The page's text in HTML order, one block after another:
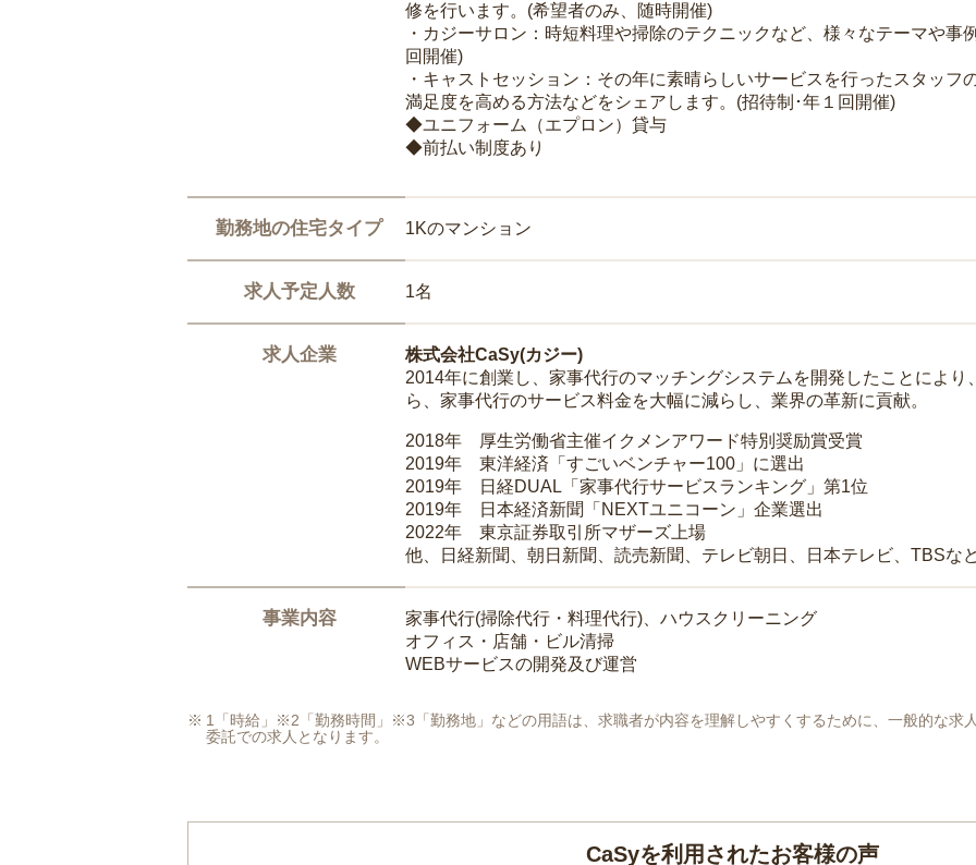
修を行います。(希望者のみ、随時開催)
・カジーサロン：時短料理や掃除のテクニックなど、様々なテーマや事
回開催)
・キャストセッション：その年に素晴らしいサービスを行ったスタッ
満足度を高める方法などをシェアします。(招待制･年１回開催)
◆ユニフォーム（エプロン）貸与
◆前払い制度あり
勤務地の住宅タイプ 1Kのマンション
求人予定人数 1名
求人企業
株式会社CaSy(カジー)
2014年に創業し、家事代行のマッチングシステムを開発したことによ
ら、家事代行のサービス料金を大幅に減らし、業界の革新に貢献。
2018年 厚生労働省主催イクメンアワード特別奨励賞受賞
2019年 東洋経済「すごいベンチャー100」に選出
2019年 日経DUAL「家事代行サービスランキング」第1位
2019年 日本経済新聞「NEXTユニコーン」企業選出
2022年 東京証券取引所マザーズ上場
他、日経新聞、朝日新聞、読売新聞、テレビ朝日、日本テレビ、TBSな
事業内容
家事代行(掃除代行・料理代行)、ハウスクリーニング
オフィス・店舗・ビル清掃
WEBサービスの開発及び運営
1「時給」※2「勤務時間」※3「勤務地」などの用語は、求職者が内容を理解しやすくするために、一般的な求
委託での求人となります。
CaSyを利用されたお客様の声